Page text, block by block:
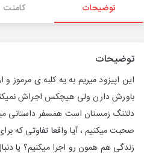
توضیحات کامنت
توضیحات
این اپیزود میریم به یه کلبه ی
باورش دارن ولی هیچکس اجراش
دلتنگ زمستان است همسفر داستانی
صحبت میکنیم ، آیا واقعا تفاوتی که
زندگی هم همون رو اجرا میکنیم؟ یا